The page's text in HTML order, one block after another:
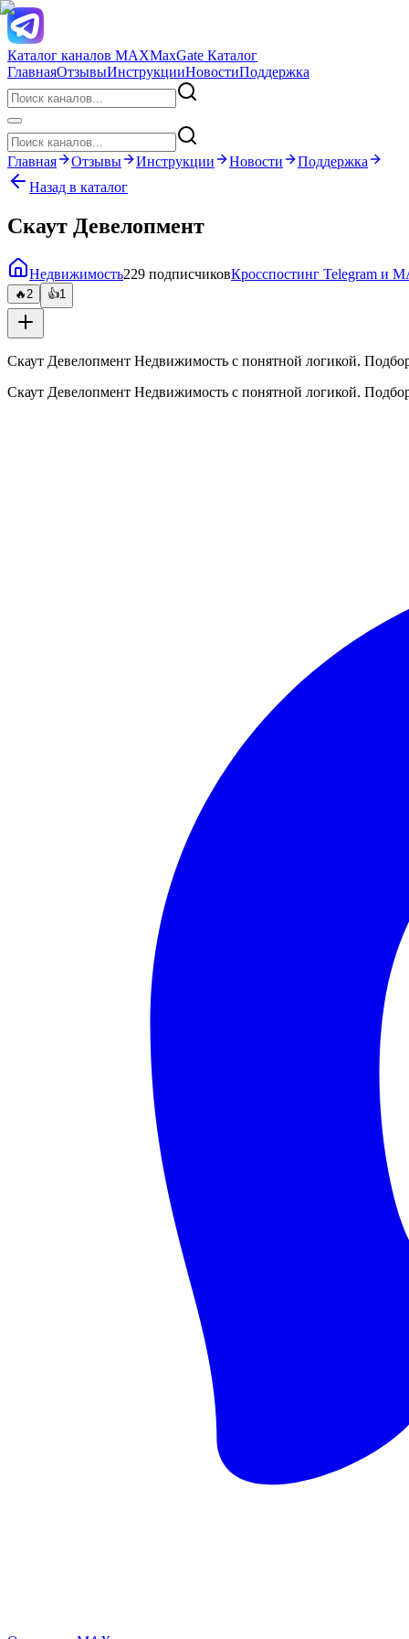
Каталог каналов MAXMaxGate Каталог
ГлавнаяОтзывыИнструкцииНовостиПоддержка
Главная Отзывы Инструкции Новости
Поддержка
Назад в каталог
Скаут Девелопмент
Недвижимость229 подписчиковКросспостинг Telegram и
🔥 2 👍1
Скаут Девелопмент Недвижимость с понятной логикой.
Скаут Девелопмент Недвижимость с понятной логикой.